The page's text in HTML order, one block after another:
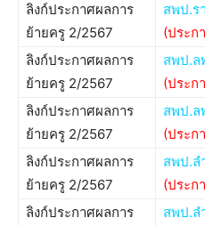
ลิงก์ประกาศผลการ
ย้ายครู 2/2567
สพป.ร
(ประก
ลิงก์ประกาศผลการ
ย้ายครู 2/2567
สพป.ล
(ประก
ลิงก์ประกาศผลการ
ย้ายครู 2/2567
สพป.ล
(ประก
ลิงก์ประกาศผลการ
ย้ายครู 2/2567
สพป.ล
(ประก
ลิงก์ประกาศผลการ
สพป.ล